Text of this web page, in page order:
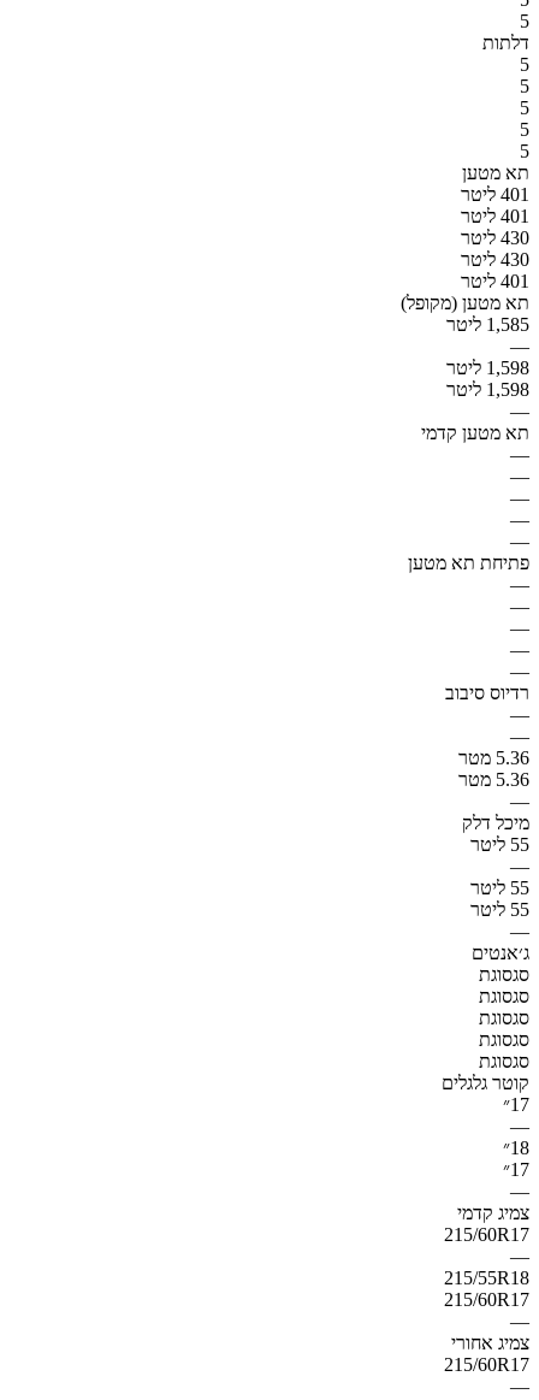
5
דלתות
5
5
5
5
5
תא מטען
401 ליטר
401 ליטר
430 ליטר
430 ליטר
401 ליטר
תא מטען (מקופל)
1,585 ליטר
—
1,598 ליטר
1,598 ליטר
—
תא מטען קדמי
—
—
—
—
—
פתיחת תא מטען
—
—
—
—
—
רדיוס סיבוב
—
—
5.36 מטר
5.36 מטר
—
מיכל דלק
55 ליטר
—
55 ליטר
55 ליטר
—
ג׳אנטים
סגסוגת
סגסוגת
סגסוגת
סגסוגת
סגסוגת
קוטר גלגלים
17״
—
18״
17״
—
צמיג קדמי
215/60R17
—
215/55R18
215/60R17
—
צמיג אחורי
215/60R17
—